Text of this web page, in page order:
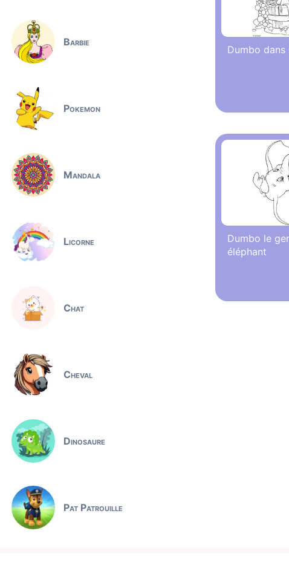
Barbie
Pokemon
Mandala
Licorne
Chat
Cheval
Dinosaure
Pat Patrouille
Dumbo dans
Dumbo le
éléphant